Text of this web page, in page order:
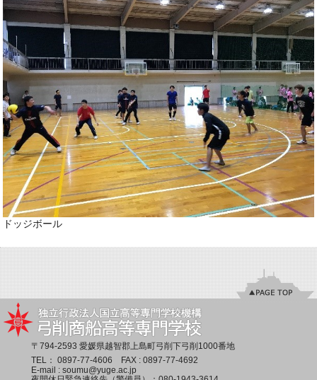
ドッジボール
〒794-2593 愛媛県越智郡上島町弓削下弓削1000番地
TEL： 0897-77-4606 FAX : 0897-77-4692
E-mail : soumu@yuge.ac.jp